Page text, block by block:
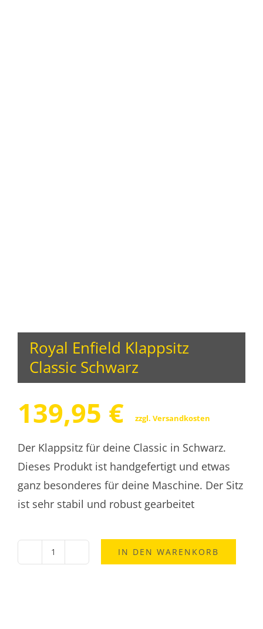
Royal Enfield Klappsitz
Classic Schwarz
139,95 € zzgl. Versandkosten
Der Klappsitz für deine Classic in Schwarz.
Dieses Produkt ist handgefertigt und etwas
ganz besonderes für deine Maschine. Der Sitz
ist sehr stabil und robust gearbeitet
Royal
IN DEN WARENKORB